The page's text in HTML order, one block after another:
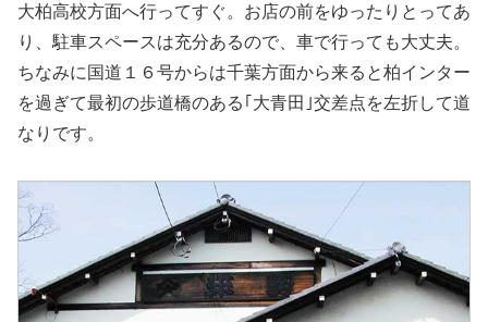
大柏高校方面へ行ってすぐ。お店の前をゆったりとってあ
り、駐車スペースは充分あるので、車で行っても大丈夫。
ちなみに国道１６号からは千葉方面から来ると柏インター
を過ぎて最初の歩道橋のある｢大青田｣交差点を左折して道
なりです。